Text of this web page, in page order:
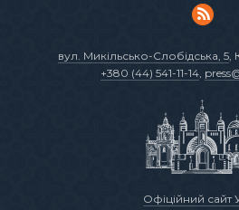
вул. Микільсько-Слобідська, 5
+380 (44) 541-11-14
Офіційний сайт